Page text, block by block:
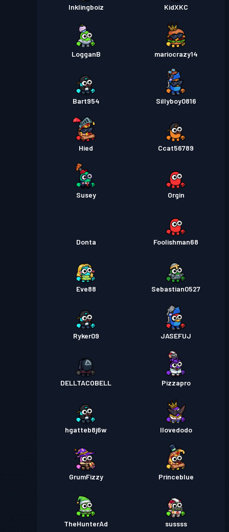
Inklingboiz KidXKC
LogganB mariocrazy14
Bart954 Sillyboy0816
Hied Ccat56789
Susey Orgin
Donta Foolishman68
Eve88 Sebastian0527
Ryker09 JASEFUJ
DELLTACOBELL Pizzapro
hgatteb8j6w Ilovedodo
GrumFizzy Princeblue
TheHunterAd sussss